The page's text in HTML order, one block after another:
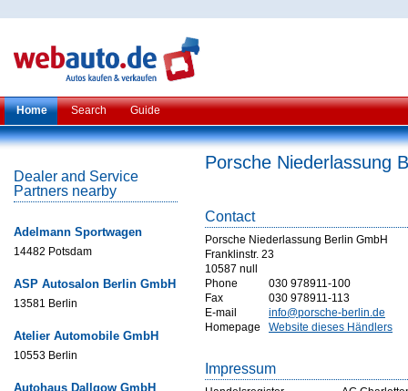
Home Search Guide
Dealer and Service
Partners nearby
Adelmann Sportwagen
14482 Potsdam
ASP Autosalon Berlin GmbH
13581 Berlin
Atelier Automobile GmbH
10553 Berlin
Autohaus Dallgow GmbH
Porsche Niederlassung
Contact
Porsche Niederlassung Berlin GmbH
Franklinstr. 23
10587 null
Phone
030 978911-100
Fax
030 978911-113
E-mail
info@porsche-berlin.de
Homepage
Website dieses Händlers
Impressum